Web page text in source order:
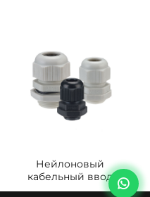
Нейлоновый
кабельный ввод
Удлиненный тип